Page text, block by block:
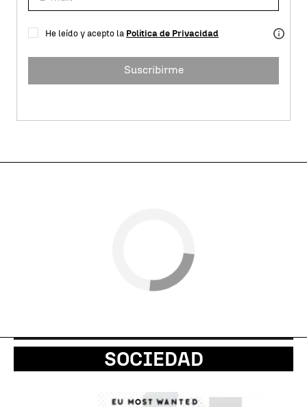
He leído y acepto la Política de Privacidad
Suscribirme
SOCIEDAD